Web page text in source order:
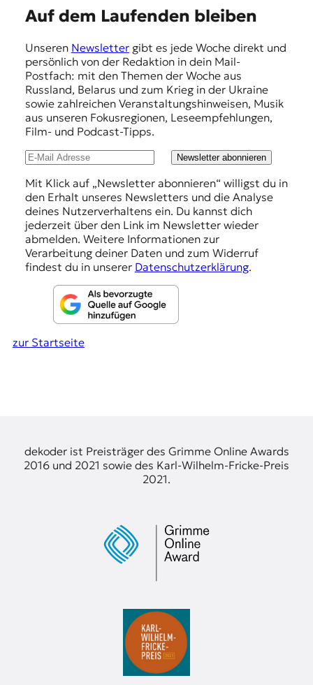
Auf dem Laufenden bleiben
Unseren Newslettergibt es jede Woche direkt und
persönlich von der Redaktion in dein Mail-
Postfach: mit den Themen der Woche aus
Russland, Belarus und zum Krieg in der Ukraine
sowie zahlreichen Veranstaltungshinweisen, Musik
aus unseren Fokusregionen, Leseempfehlungen,
Film- und Podcast-Tipps.
Newsletter abonnieren
Mit Klick auf „Newsletter abonnieren“ willigst du in
den Erhalt unseres Newsletters und die Analyse
deines Nutzerverhaltens ein. Du kannst dich
jederzeit über den Link im Newsletter wieder
abmelden. Weitere Informationen zur
Verarbeitung deiner Daten und zum Widerruf
findest du in unserer Datenschutzerklärung.
zur Startseite
dekoder ist Preisträger des Grimme Online Awards
2016 und 2021 sowie des Karl-Wilhelm-Fricke-Preis
2021.